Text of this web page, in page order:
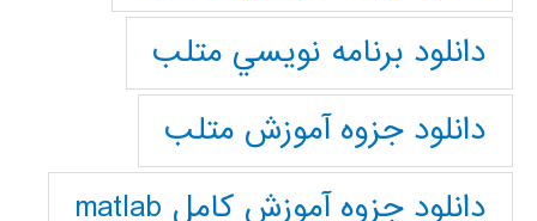
دانلود برنامه نويسي متلب
دانلود جزوه آموزش متلب
دانلود جزوه آموزش کامل matlab